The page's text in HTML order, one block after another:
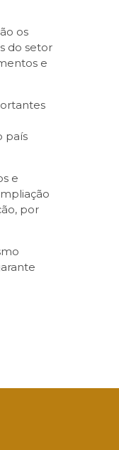
os
do setor
e
país
e
por